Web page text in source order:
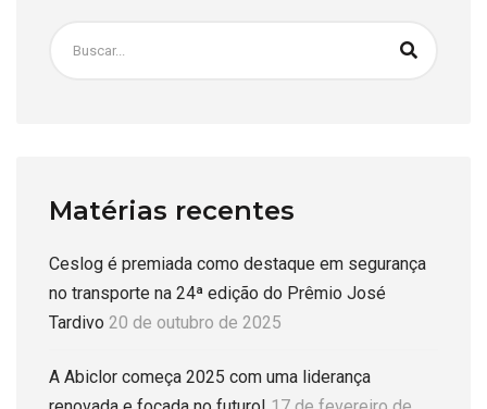
Matérias recentes
Ceslog é premiada como destaque em segurança
no transporte na 24ª edição do Prêmio José
Tardivo 20 de outubro de 2025
A Abiclor começa 2025 com uma liderança